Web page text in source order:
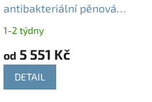
antibakteriální pěnová
1-2 týdny
od 5 551 Kč
DETAIL